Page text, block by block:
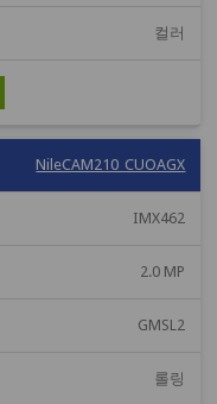
컬러
NileCAM210_CUOAGX
IMX462
2.0 MP
GMSL2
롤링